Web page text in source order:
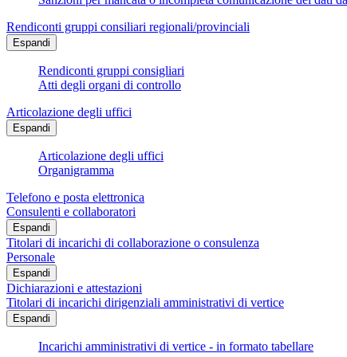
Rendiconti gruppi consiliari regionali/provinciali
Espandi
Rendiconti gruppi consigliari
Atti degli organi di controllo
Articolazione degli uffici
Espandi
Articolazione degli uffici
Organigramma
Telefono e posta elettronica
Consulenti e collaboratori
Espandi
Titolari di incarichi di collaborazione o consulenza
Personale
Espandi
Dichiarazioni e attestazioni
Titolari di incarichi dirigenziali amministrativi di vertice
Espandi
Incarichi amministrativi di vertice - in formato tabellare